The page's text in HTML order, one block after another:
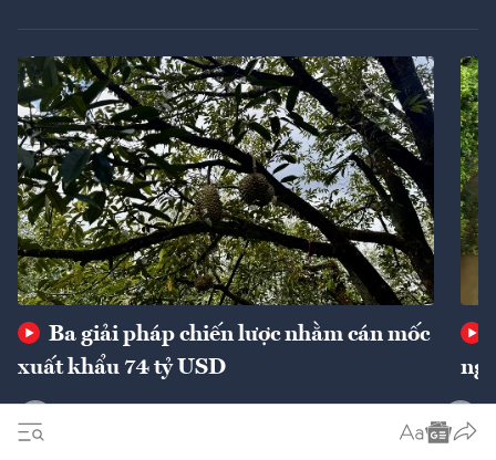
Ba giải pháp chiến lược nhằm cán mốc
xuất khẩu 74 tỷ USD